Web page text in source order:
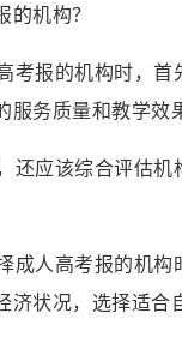
机构？
考报的机构时，
务质量和教学效
还应该综合评估
成人高考报的机
状况，选择适合